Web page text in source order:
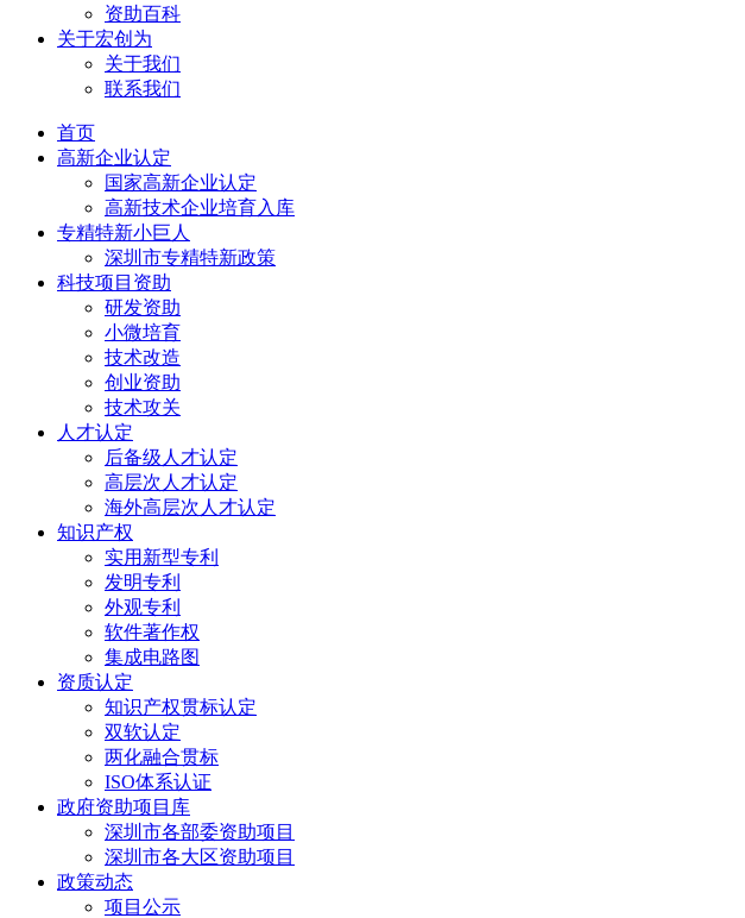
资助百科
关于宏创为
关于我们
联系我们
首页
高新企业认定
国家高新企业认定
高新技术企业培育入库
专精特新小巨人
深圳市专精特新政策
科技项目资助
研发资助
小微培育
技术改造
创业资助
技术攻关
人才认定
后备级人才认定
高层次人才认定
海外高层次人才认定
知识产权
实用新型专利
发明专利
外观专利
软件著作权
集成电路图
资质认定
知识产权贯标认定
双软认定
两化融合贯标
ISO体系认证
政府资助项目库
深圳市各部委资助项目
深圳市各大区资助项目
政策动态
项目公示